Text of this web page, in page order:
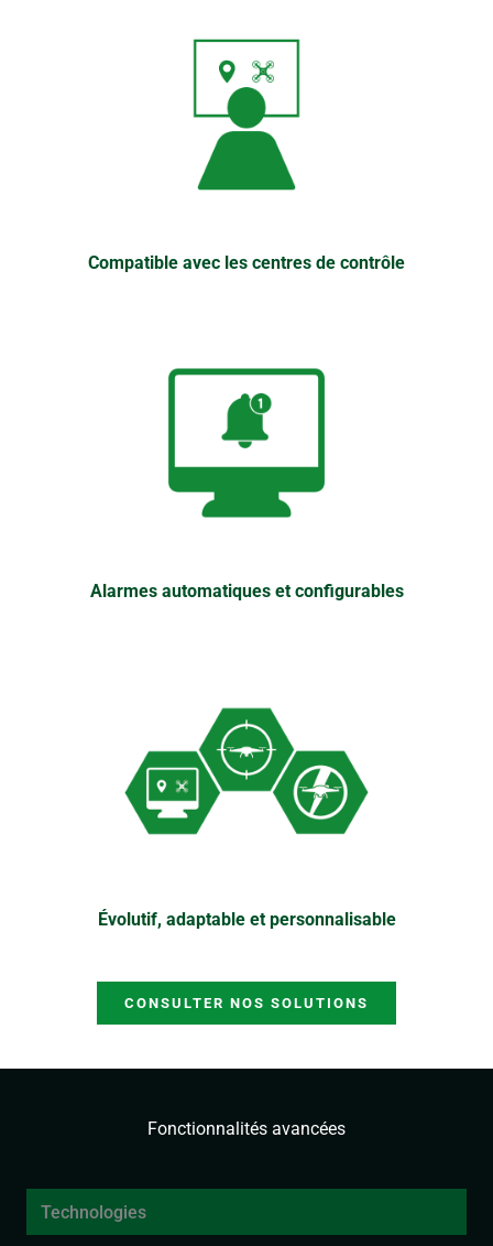
Compatible avec les centres de contrôle
Alarmes automatiques et configurables
Évolutif, adaptable et personnalisable
CONSULTER NOS SOLUTIONS
Fonctionnalités avancées
Technologies